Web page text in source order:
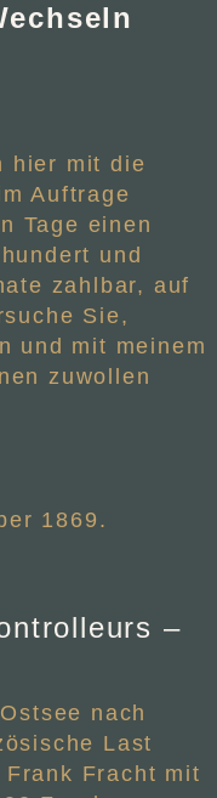
hier mit die
Auftrage
Tage einen
und
zahlbar, auf
Sie,
und mit meinem
zuwollen
1869.
–
nach
Last
Fracht mit